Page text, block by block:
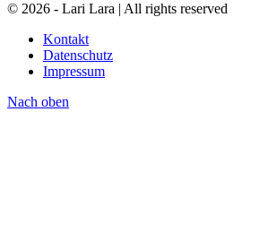
© 2026 - Lari Lara | All rights reserved
Kontakt
Datenschutz
Impressum
Nach oben